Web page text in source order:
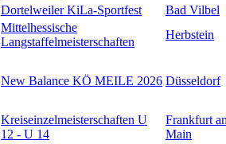
Dortelweiler KiLa-Sportfest
Bad Vilbel
Mittelhessische
Langstaffelmeisterschaften
Herbstein
New Balance KÖ MEILE 2026 Düsseldorf
Kreiseinzelmeisterschaften U
12 - U 14
Frankfurt
Main